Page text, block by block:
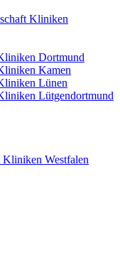
Kliniken
Dortmund
Kamen
Lünen
Lütgendortmund
Kliniken Westfalen